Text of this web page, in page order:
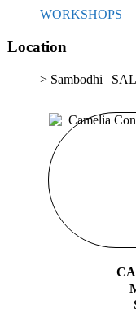
WORKSHOPS
Location
> Sambodhi |